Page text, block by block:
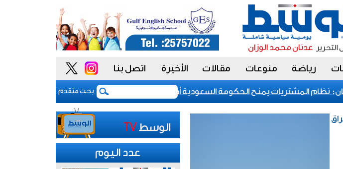
رياضة منوعات مقالات الأخيرة اتصل بنا
بحث متقدم نظام المشتريات يمنح الحكومة السعودية أدوات أكثر مرونة تباطؤ نمو المصانع
عدد اليوم